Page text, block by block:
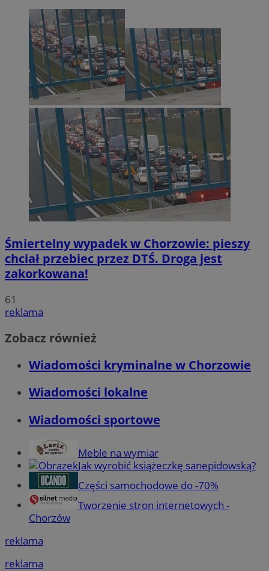
Śmiertelny wypadek w Chorzowie: pieszy
chciał przebiec przez DTŚ. Droga jest
zakorkowana!
61
reklama
Zobacz również
Wiadomości kryminalne w Chorzowie
Wiadomości lokalne
Wiadomości sportowe
Meble na wymiar
Jak wyrobić książeczkę sanepidowską?
Części samochodowe do -70%
Tworzenie stron internetowych -
Chorzów
reklama
reklama